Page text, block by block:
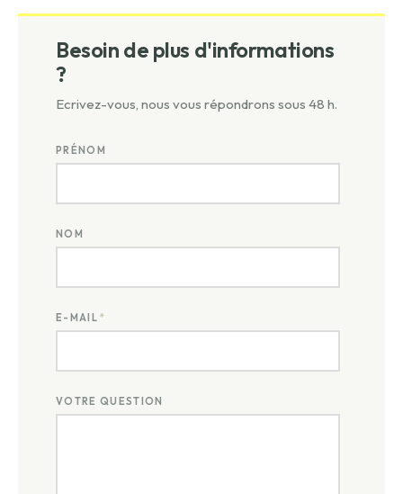
Besoin de plus d'informations
?
Ecrivez-vous, nous vous répondrons sous 48 h.
PRÉNOM
NOM
E-MAIL *
VOTRE QUESTION